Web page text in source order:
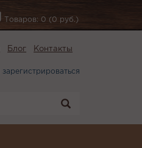
Товаров: 0 (0 руб.)
Блог Контакты
зарегистрироваться